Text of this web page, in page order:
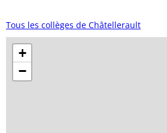
Tous les collèges de Châtellerault
+
−